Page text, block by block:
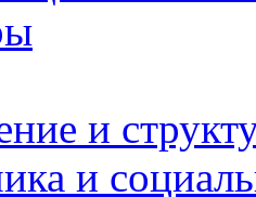
и
и